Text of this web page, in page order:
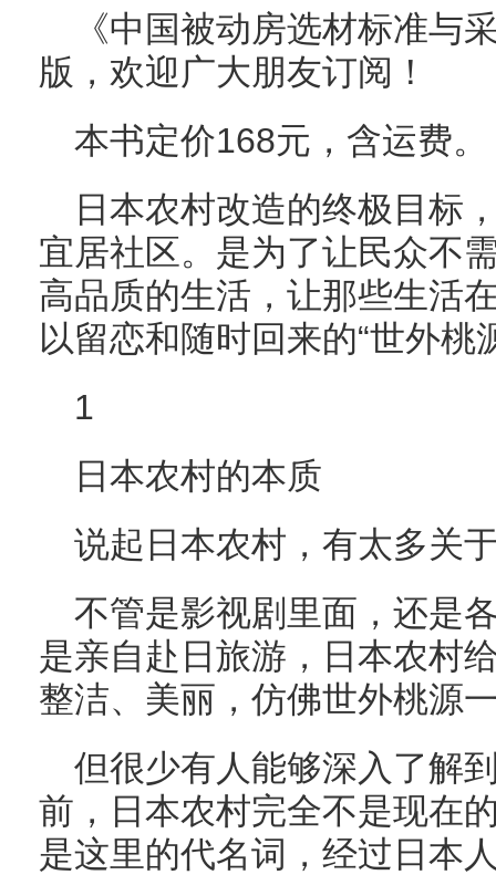
《中国被动房选材标准与
版，欢迎广大朋友订阅！
本书定价168元，含运费。
日本农村改造的终极目标
宜居社区。是为了让民众不
高品质的生活，让那些生活
以留恋和随时回来的“世外桃
1
日本农村的本质
说起日本农村，有太多关
不管是影视剧里面，还是
是亲自赴日旅游，日本农
整洁、美丽，仿佛世外桃源
但很少有人能够深入了解
前，日本农村完全不是现在
是这里的代名词，经过日本